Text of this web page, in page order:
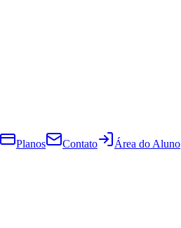
Planos Contato Área do Aluno